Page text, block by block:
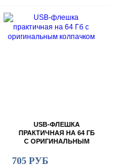
USB-ФЛЕШКА
ПРАКТИЧНАЯ НА 64 ГБ
С ОРИГИНАЛЬНЫМ
705 РУБ